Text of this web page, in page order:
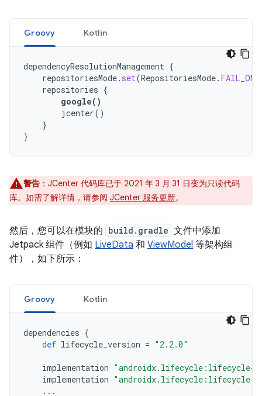
Groovy Kotlin
dependencyResolutionManagement {
repositoriesMode. set(RepositoriesMode.
repositories {
google()
jcenter()
}
}
警告 ：JCenter 代码库已于 2021 年 3 月 31 日变为只读代码
库。如需了解详情，请参阅 JCenter 服务更新。
然后，您可以在模块的 build.gradle 文件中添加
Jetpack 组件（例如 LiveData 和 ViewModel 等架构组
件），如下所示：
Groovy Kotlin
dependencies {
def lifecycle_version = "2.2.0"
implementation "androidx.lifecycle:lifecycle-
implementation "androidx.lifecycle:lifecycle-
...